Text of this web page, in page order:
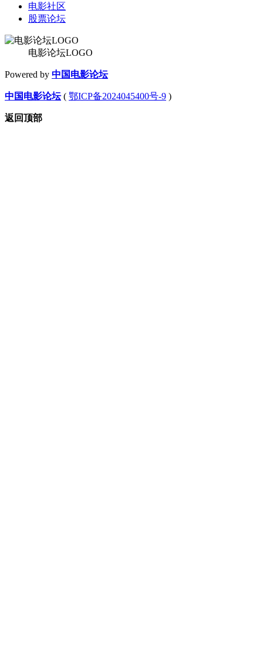
电影社区
股票论坛
电影论坛LOGO
Powered by 中国电影论坛
中国电影论坛( 鄂ICP备2024045400号-9 )
返回顶部